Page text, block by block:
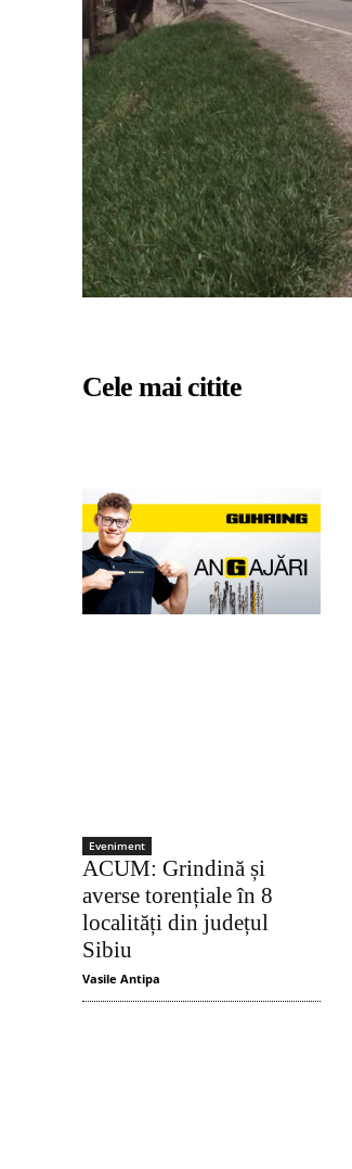
Cele mai citite
Eveniment
ACUM: Grindină și
averse torențiale în 8
localități din județul
Sibiu
Vasile Antipa